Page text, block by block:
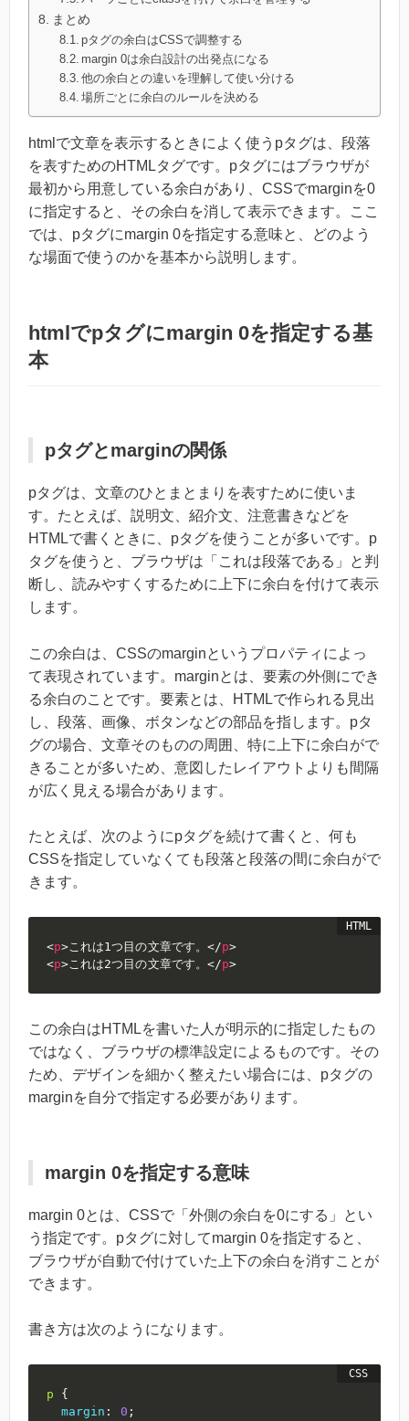
まとめ
pタグの余白はCSSで調整する
margin 0は余白設計の出発点になる
他の余白との違いを理解して使い分ける
場所ごとに余白のルールを決める
htmlで文章を表示するときによく使うpタグは、段落
を表すためのHTMLタグです。pタグにはブラウザが
最初から用意している余白があり、CSSでmarginを0
に指定すると、その余白を消して表示できます。ここ
では、pタグにmargin 0を指定する意味と、どのよう
な場面で使うのかを基本から説明します。
htmlでpタグにmargin 0を指定する基
本
pタグとmarginの関係
pタグは、文章のひとまとまりを表すために使いま
す。たとえば、説明文、紹介文、注意書きなどを
HTMLで書くときに、pタグを使うことが多いです。p
タグを使うと、ブラウザは「これは段落である」と判
断し、読みやすくするために上下に余白を付けて表示
します。
この余白は、CSSのmarginというプロパティによっ
て表現されています。marginとは、要素の外側にでき
る余白のことです。要素とは、HTMLで作られる見出
し、段落、画像、ボタンなどの部品を指します。pタ
グの場合、文章そのものの周囲、特に上下に余白がで
きることが多いため、意図したレイアウトよりも間隔
が広く見える場合があります。
たとえば、次のようにpタグを続けて書くと、何も
CSSを指定していなくても段落と段落の間に余白がで
きます。
<p>これは1つ目の文章です。</p>
<p>これは2つ目の文章です。</p>
この余白はHTMLを書いた人が明示的に指定したもの
ではなく、ブラウザの標準設定によるものです。その
ため、デザインを細かく整えたい場合には、pタグの
marginを自分で指定する必要があります。
margin 0を指定する意味
margin 0とは、CSSで「外側の余白を0にする」とい
う指定です。pタグに対してmargin 0を指定すると、
ブラウザが自動で付けていた上下の余白を消すことが
できます。
書き方は次のようになります。
p
{
margin : 0 ;